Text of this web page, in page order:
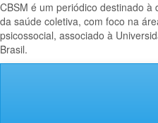
CBSM é um periódico destinado
da saúde coletiva, com foco na
psicossocial, associado à
Brasil.